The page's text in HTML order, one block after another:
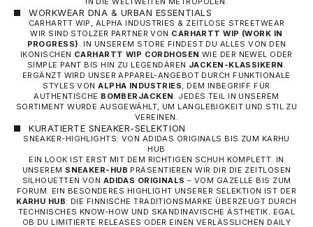
WORKWEAR DNA & URBAN ESSENTIALS
CARHARTT WIP, ALPHA INDUSTRIES & ZEITLOSE STREETWEAR
WIR SIND STOLZER PARTNER VON CARHARTT WIP (WORK IN
PROGRESS)
. IN UNSEREM STORE FINDEST DU ALLES VON DEN
IKONISCHEN CARHARTT WIP CORDHOSENWIE DER NEWEL ODER
SIMPLE PANT BIS HIN ZU LEGENDÄREN JACKEN-KLASSIKERN
ERGÄNZT WIRD UNSER APPAREL-ANGEBOT DURCH FUNKTIONALE
STYLES VONALPHA INDUSTRIES , DEM INBEGRIFF FÜR
AUTHENTISCHE BOMBERJACKEN
. JEDES TEIL IN UNSEREM
SORTIMENT WURDE AUSGEWÄHLT, UM LANGLEBIGKEIT UND STIL ZU
VEREINEN.
KURATIERTE SNEAKER-SELEKTION
SNEAKER-HIGHLIGHTS: VON ADIDAS ORIGINALS BIS ZUM KARHU
HUB
EIN LOOK IST ERST MIT DEM RICHTIGEN SCHUH KOMPLETT. IN
UNSEREM SNEAKER-HUB PRÄSENTIEREN WIR DIR DIE ZEITLOSEN
SILHOUETTEN VON ADIDAS ORIGINALS – VOM GAZELLE BIS ZUM
FORUM. EIN BESONDERES HIGHLIGHT UNSERER SELEKTION IST DER
KARHU HUB: DIE FINNISCHE TRADITIONSMARKE ÜBERZEUGT DURCH
TECHNISCHES KNOW-HOW UND SKANDINAVISCHE ÄSTHETIK. EGAL
OB DU LIMITIERTE RELEASES ODER EINEN VERLÄSSLICHEN DAILY